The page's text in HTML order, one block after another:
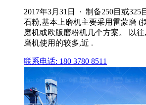
2017年3月31日 · 制备250目或325
石粉,基本上磨机主要采用雷蒙磨 (
磨机或欧版磨粉机几个方案。 以
磨机使用的较多,近 .
联系电话: 180 3780 8511